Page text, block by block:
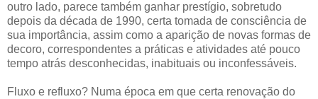
outro lado, parece também ganhar prestígio, sobretudo
depois da década de 1990, certa tomada de consciência de
sua importância, assim como a aparição de novas formas de
decoro, correspondentes a práticas e atividades até pouco
tempo atrás desconhecidas, inabituais ou inconfessáveis.
Fluxo e refluxo? Numa época em que certa renovação do